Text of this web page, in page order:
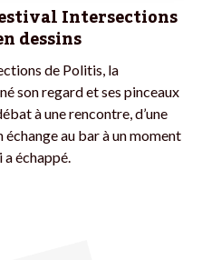
Intersections
dessins
de Politis, la
son regard et ses pinceaux
à une rencontre, d’une
échange au bar à un moment
a échappé.